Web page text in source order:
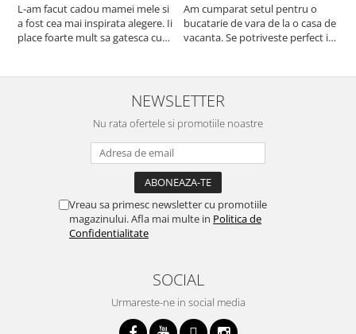
L-am facut cadou mamei mele si
a fost cea mai inspirata alegere. Ii
place foarte mult sa gatesca cu
cratita...ma gandesc serios sa imi
cumpar si eu! Recomand mult !
Am cumparat setul pentru o
bucatarie de vara de la o casa de
vacanta. Se potriveste perfect in
buna, recomand cu drag !
NEWSLETTER
Nu rata ofertele si promotiile noastre
Vreau sa primesc newsletter cu promotiile
magazinului. Afla mai multe in Politica de
Confidentialitate
SOCIAL
Urmareste-ne in social media